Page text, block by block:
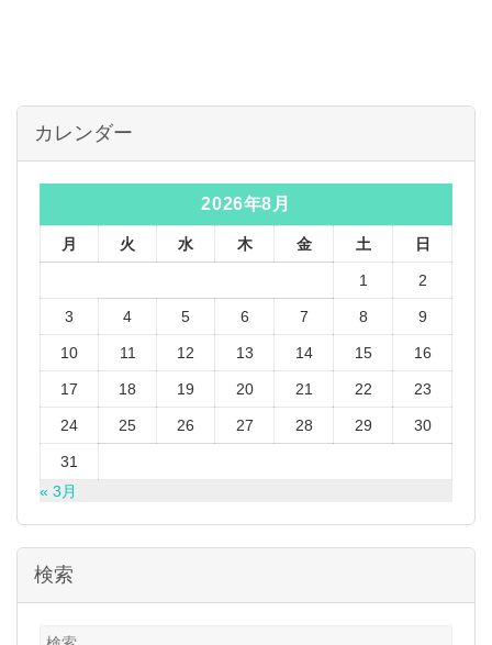
カレンダー
2026年8月
月 火 水 木 金 土 日
1 2
3 4 5 6 7 8 9
10 11 12 13 14 15 16
17 18 19 20 21 22 23
24 25 26 27 28 29 30
31
« 3月
検索
検